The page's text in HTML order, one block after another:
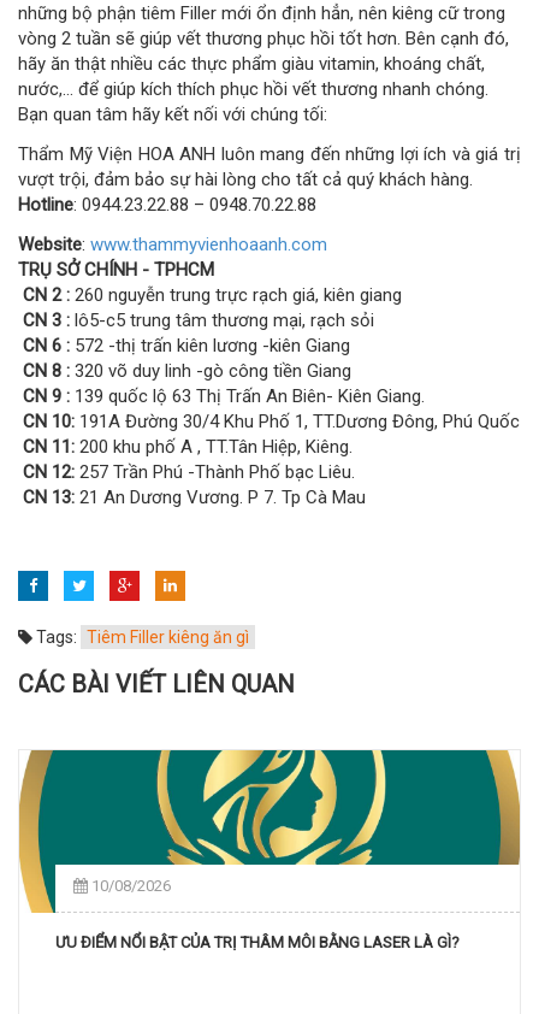
những bộ phận tiêm Filler mới ổn định hẳn, nên kiêng cữ trong
vòng 2 tuần sẽ giúp vết thương phục hồi tốt hơn. Bên cạnh đó,
hãy ăn thật nhiều các thực phẩm giàu vitamin, khoáng chất,
nước,… để giúp kích thích phục hồi vết thương nhanh chóng.
Bạn quan tâm hãy kết nối với chúng tối:
Thẩm Mỹ Viện HOA ANH luôn mang đến những lợi ích và giá trị
vượt trội, đảm bảo sự hài lòng cho tất cả quý khách hàng.
Hotline: 0944.23.22.88 – 0948.70.22.88
Website: www.thammyvienhoaanh.com
TRỤ SỞ CHÍNH - TPHCM
CN 2 : 260 nguyễn trung trực rạch giá, kiên giang
CN 3 : lô5-c5 trung tâm thương mại, rạch sỏi
CN 6 : 572 -thị trấn kiên lương -kiên Giang
CN 8 : 320 võ duy linh -gò công tiền Giang
CN 9 : 139 quốc lộ 63 Thị Trấn An Biên- Kiên Giang.
CN 10: 191A Đường 30/4 Khu Phố 1, TT.Dương Đông, Phú Quốc
CN 11: 200 khu phố A , TT.Tân Hiệp, Kiêng.
CN 12: 257 Trần Phú -Thành Phố bạc Liêu.
CN 13: 21 An Dương Vương. P 7. Tp Cà Mau
Tags: Tiêm Filler kiêng ăn gì
CÁC BÀI VIẾT LIÊN QUAN
10/08/2026
ƯU ĐIỂM NỔI BẬT CỦA TRỊ THÂM MÔI BẰNG LASER LÀ GÌ?